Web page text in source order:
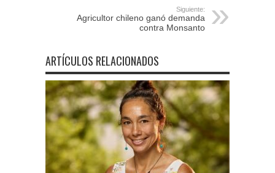
Siguiente:
Agricultor chileno ganó demanda
contra Monsanto
ARTÍCULOS RELACIONADOS